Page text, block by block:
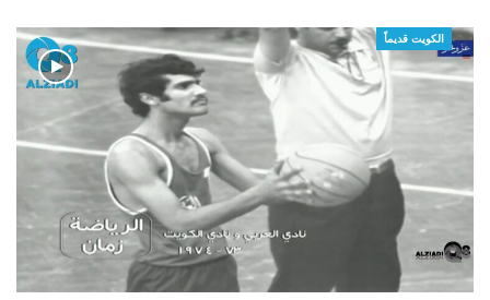
الكويت قديماً